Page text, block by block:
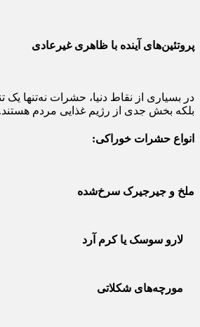
پروتئین‌های آینده با ظاهری غیرعادی
در بسیاری از نقاط دنیا، حشرات نه‌تنها یک
بلکه بخش جدی از رژیم غذایی مردم هستند.
انواع حشرات خوراکی:
ملخ و جیرجیرک سرخ‌شده
لارو سوسک یا کرم آرد
مورچه‌های شکلاتی